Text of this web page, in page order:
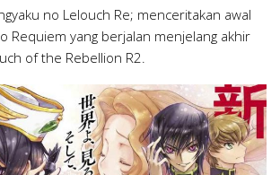
no Lelouch Re; menceritakan awal
Requiem yang berjalan menjelang akhir
of the Rebellion R2.